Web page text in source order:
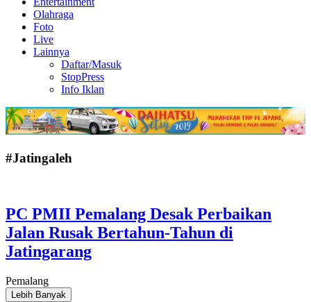
Olahraga
Foto
Live
Lainnya
Daftar/Masuk
StopPress
Info Iklan
#Jatingaleh
PC PMII Pemalang Desak Perbaikan
Jalan Rusak Bertahun-Tahun di
Jatingarang
Pemalang
Lebih Banyak